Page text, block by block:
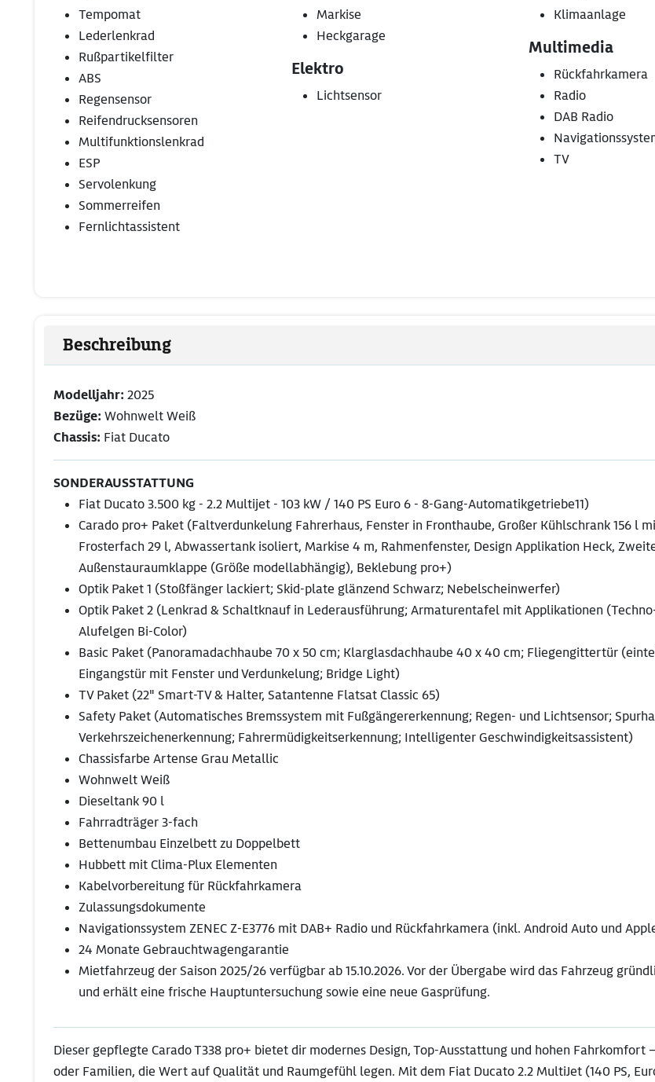
Tempomat
Lederlenkrad
Rußpartikelfilter
ABS
Regensensor
Reifendrucksensoren
Multifunktionslenkrad
ESP
Servolenkung
Sommerreifen
Fernlichtassistent
Markise
Heckgarage
Klimaanlage
Multimedia
Rückfahrkamera
Radio
DAB Radio
TV
Elektro
Lichtsensor
Beschreibung
Modelljahr: 2025
Bezüge: Wohnwelt Weiß
Chassis: Fiat Ducato
SONDERAUSSTATTUNG
Fiat Ducato 3.500 kg - 2.2 Multijet - 103 kW / 140 PS Euro 6 - 8-Gang-Automatikgetriebe11)
Carado pro+ Paket (Faltverdunkelung Fahrerhaus, Fenster in Fronthaube, Großer Kühlschrank 156 l
Frosterfach 29 l, Abwassertank isoliert, Markise 4 m, Rahmenfenster, Design Applikation Heck,
Außenstauraumklappe (Größe modellabhängig), Beklebung pro+)
Optik Paket 1 (Stoßfänger lackiert; Skid-plate glänzend Schwarz; Nebelscheinwerfer)
Optik Paket 2 (Lenkrad & Schaltknauf in Lederausführung; Armaturentafel mit Applikationen
Alufelgen Bi-Color)
Basic Paket (Panoramadachhaube 70 x 50 cm; Klarglasdachhaube 40 x 40 cm; Fliegengittertür
Eingangstür mit Fenster und Verdunkelung; Bridge Light)
TV Paket (22" Smart-TV & Halter, Satantenne Flatsat Classic 65)
Safety Paket (Automatisches Bremssystem mit Fußgängererkennung; Regen- und Lichtsensor;
Verkehrszeichenerkennung; Fahrermüdigkeitserkennung; Intelligenter Geschwindigkeitsassistent)
Chassisfarbe Artense Grau Metallic
Wohnwelt Weiß
Dieseltank 90 l
Fahrradträger 3-fach
Bettenumbau Einzelbett zu Doppelbett
Hubbett mit Clima-Plux Elementen
Kabelvorbereitung für Rückfahrkamera
Zulassungsdokumente
Navigationssystem ZENEC Z-E3776 mit DAB+ Radio und Rückfahrkamera (inkl. Android Auto und
24 Monate Gebrauchtwagengarantie
Mietfahrzeug der Saison 2025/26 verfügbar ab 15.10.2026. Vor der Übergabe wird das Fahrzeug
und erhält eine frische Hauptuntersuchung sowie eine neue Gasprüfung.
Dieser gepflegte Carado T338 pro+ bietet dir modernes Design, Top-Ausstattung und hohen Fahrkomfort
oder Familien, die Wert auf Qualität und Raumgefühl legen. Mit dem Fiat Ducato 2.2 MultiJet (140 PS,